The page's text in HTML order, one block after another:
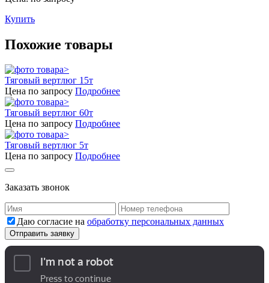
Купить
Похожие товары
Тяговый вертлюг 15т
Цена по запросу Подробнее
Тяговый вертлюг 60т
Цена по запросу Подробнее
Тяговый вертлюг 5т
Цена по запросу Подробнее
Заказать звонок
Даю согласие на обработку персональных данных